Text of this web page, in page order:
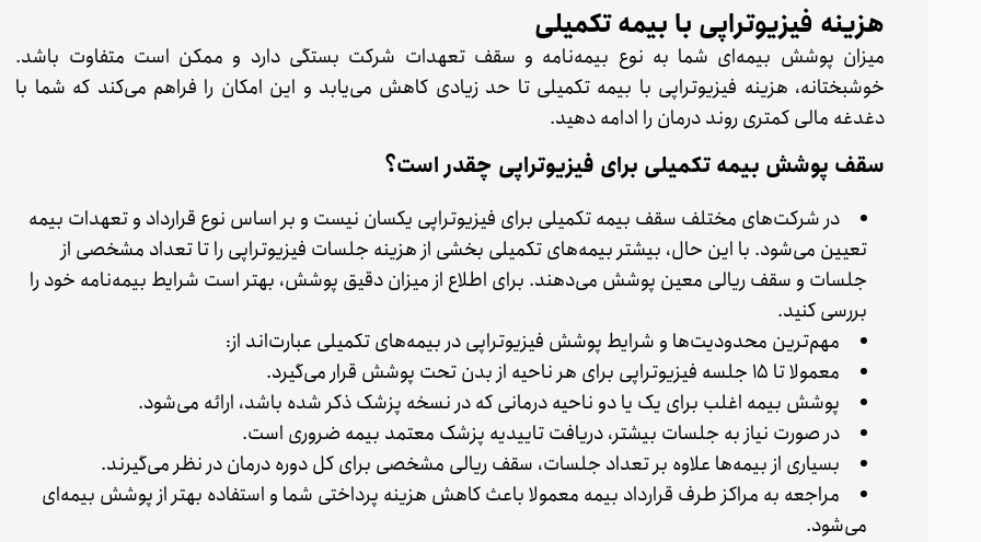
هزینه فیزیوتراپی با بیمه تکمیلی
میزان پوشش بیمه‌ای شما به نوع بیمه‌نامه و سقف تعهدات شرکت بستگی دارد و ممکن است متفاوت باشد.
خوشبختانه، هزینه فیزیوتراپی با بیمه تکمیلی تا حد زیادی کاهش می‌یابد و این امکان را فراهم می‌کند که شما با
دغدغه مالی کمتری روند درمان را ادامه دهید.
سقف پوشش بیمه تکمیلی برای فیزیوتراپی چقدر است؟
در شرکت‌های مختلف سقف بیمه تکمیلی برای فیزیوتراپی یکسان نیست و بر اساس نوع قرارداد و تعهدات بیمه
تعیین می‌شود. با این حال، بیشتر بیمه‌های تکمیلی بخشی از هزینه جلسات فیزیوتراپی را تا تعداد مشخصی از
جلسات و سقف ریالی معین پوشش می‌دهند. برای اطلاع از میزان دقیق پوشش، بهتر است شرایط بیمه‌نامه خود را
بررسی کنید.
مهم‌ترین محدودیت‌ها و شرایط پوشش فیزیوتراپی در بیمه‌های تکمیلی عبارت‌اند از:
معمولا تا ۱۵ جلسه فیزیوتراپی برای هر ناحیه از بدن تحت پوشش قرار می‌گیرد.
پوشش بیمه اغلب برای یک یا دو ناحیه درمانی که در نسخه پزشک ذکر شده باشد، ارائه می‌شود.
در صورت نیاز به جلسات بیشتر، دریافت تاییدیه پزشک معتمد بیمه ضروری است.
بسیاری از بیمه‌ها علاوه بر تعداد جلسات، سقف ریالی مشخصی برای کل دوره درمان در نظر می‌گیرند.
مراجعه به مراکز طرف قرارداد بیمه معمولا باعث کاهش هزینه پرداختی شما و استفاده بهتر از پوشش بیمه‌ای
می‌شود.